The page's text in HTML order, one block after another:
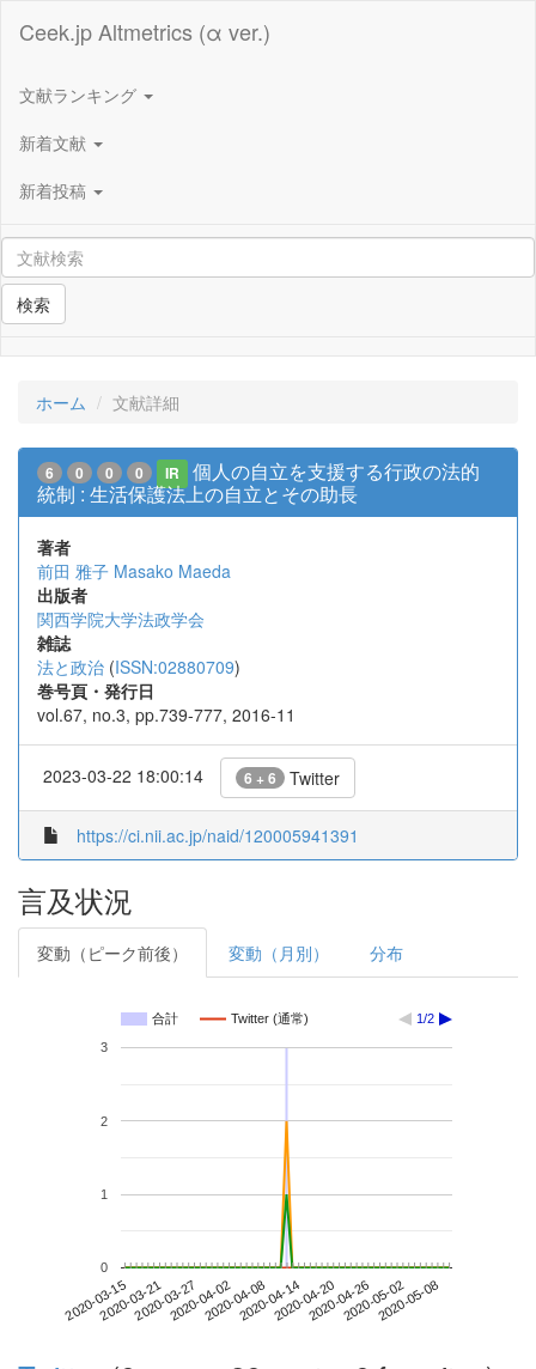
Ceek.jp Altmetrics (α ver.)
文献ランキング
新着文献
新着投稿
検索
ホーム 文献詳細
6 0 0 0 IR
個人の自立を支援する行政の法的
統制 : 生活保護法上の自立とその助長
著者
前田 雅子 Masako Maeda
出版者
関西学院大学法政学会
雑誌
法と政治 (ISSN:02880709)
巻号頁・発行日
vol.67, no.3, pp.739-777, 2016-11
2023-03-22 18:00:14 6 + 6 Twitter
https://ci.nii.ac.jp/naid/120005941391
言及状況
変動（ピーク前後） 変動（月別） 分布
合計 Twitter (通常) 1/2
2020-03-152020-03-212020-03-272020-04-022020-04-082020-04-142020-04-202020-04-262020-05-022020-05-08
0
1
2
3